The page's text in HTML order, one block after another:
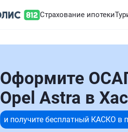
Страхование ипотеки
Оформите
Opel Astra в
и получите бесплатный КАСКО в